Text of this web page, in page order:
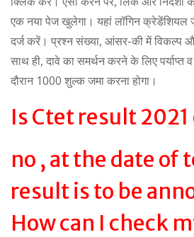
एक नया पेज खुलेगा। यहां लॉगिन क्रेडेंशियल
दर्ज करें। प्रश्न संख्या, आंसर-की में विकल्प
साथ ही, दावे का समर्थन करने के लिए पर्याप्त
दौरान 1000 शुल्क जमा करना होगा।
Is Ctet result
no , at the date of
result is to be
How can I check